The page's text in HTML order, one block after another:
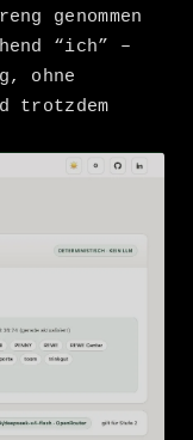
genommen
“ich” –
ohne
trotzdem